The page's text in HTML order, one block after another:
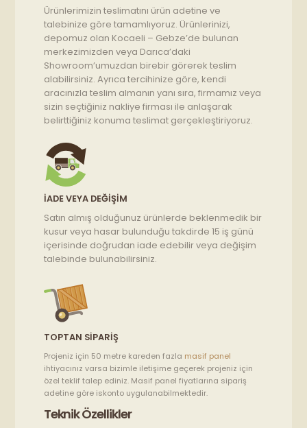
Ürünlerimizin teslimatını ürün adetine ve
talebinize göre tamamlıyoruz. Ürünlerinizi,
depomuz olan Kocaeli – Gebze’de bulunan
merkezimizden veya Darıca’daki
Showroom’umuzdan birebir görerek teslim
alabilirsiniz. Ayrıca tercihinize göre, kendi
aracınızla teslim almanın yanı sıra, firmamız veya
sizin seçtiğiniz nakliye firması ile anlaşarak
belirttiğiniz konuma teslimat gerçekleştiriyoruz.
İADE VEYA DEĞIŞIM
Satın almış olduğunuz ürünlerde beklenmedik bir
kusur veya hasar bulunduğu takdirde 15 iş günü
içerisinde doğrudan iade edebilir veya değişim
talebinde bulunabilirsiniz.
TOPTAN SIPARIŞ
Projeniz için 50 metre kareden fazla masif panel
ihtiyacınız varsa bizimle iletişime geçerek projeniz için
özel teklif talep ediniz. Masif panel fiyatlarına sipariş
adetine göre iskonto uygulanabilmektedir.
Teknik Özellikler